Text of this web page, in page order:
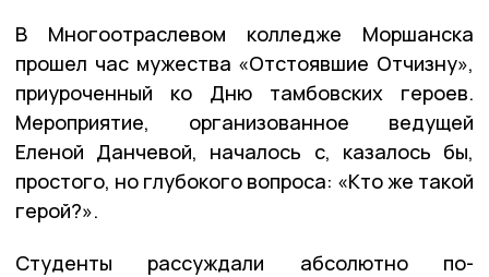
В Многоотраслевом колледже Моршанска
прошел час мужества «Отстоявшие Отчизну»,
приуроченный ко Дню тамбовских героев.
Мероприятие, организованное ведущей
Еленой Данчевой, началось с, казалось бы,
простого, но глубокого вопроса: «Кто же такой
герой?».
Студенты рассуждали абсолютно по-